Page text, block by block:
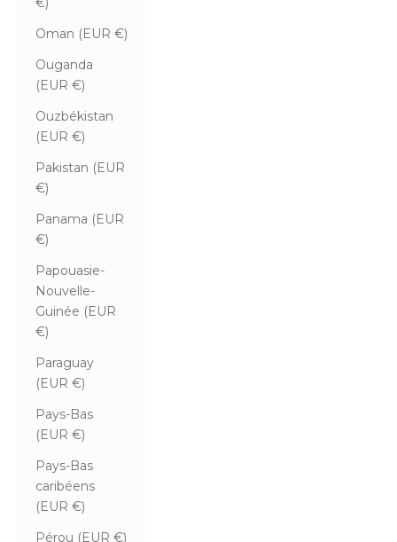
Oman (EUR €)
Ouganda
(EUR €)
Ouzbékistan
(EUR €)
Pakistan (EUR
€)
Panama (EUR
€)
Papouasie-
Nouvelle-
Guinée (EUR
€)
Paraguay
(EUR €)
Pays-Bas
(EUR €)
Pays-Bas
caribéens
(EUR €)
Pérou (EUR €)